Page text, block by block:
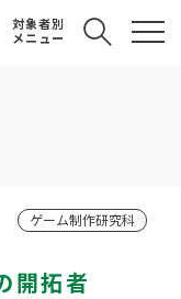
対象者別
メニュー
ゲーム制作研究科
開拓者